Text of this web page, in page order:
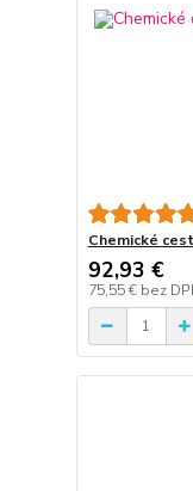
Chemické
92,93 €
75,55 € bez